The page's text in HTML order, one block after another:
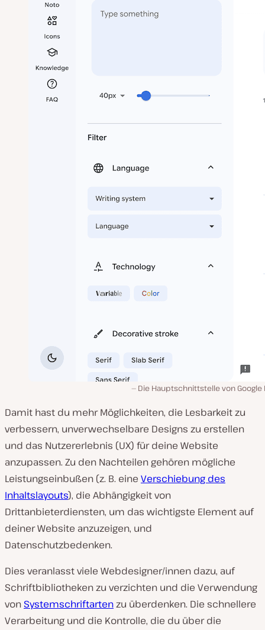
Die Hauptschnittstelle von Google
Damit hast du mehr Möglichkeiten, die Lesbarkeit zu
verbessern, unverwechselbare Designs zu erstellen
und das Nutzererlebnis (UX) für deine Website
anzupassen. Zu den Nachteilen gehören mögliche
Leistungseinbußen (z. B. eine Verschiebung des
Inhaltslayouts), die Abhängigkeit von
Drittanbieterdiensten, um das wichtigste Element auf
deiner Website anzuzeigen, und
Datenschutzbedenken.
Dies veranlasst viele Webdesigner/innen dazu, auf
Schriftbibliotheken zu verzichten und die Verwendung
von Systemschriftartenzu überdenken. Die schnellere
Verarbeitung und die Kontrolle, die du über die